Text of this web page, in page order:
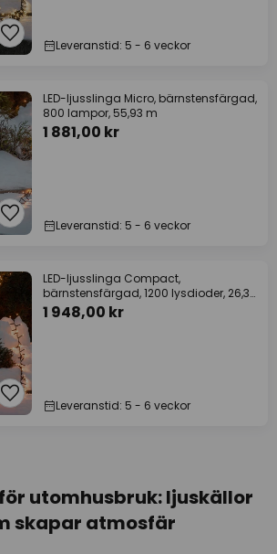
Leveranstid: 5 - 6 veckor
LED-ljusslinga Micro, bärnstensfärgad,
800 lampor, 55,93 m
1 881,00 kr
Leveranstid: 5 - 6 veckor
LED-ljusslinga Compact,
bärnstensfärgad, 1200 lysdioder, 26,38
m
1 948,00 kr
Leveranstid: 5 - 6 veckor
utomhusbruk: ljuskällor
skapar atmosfär